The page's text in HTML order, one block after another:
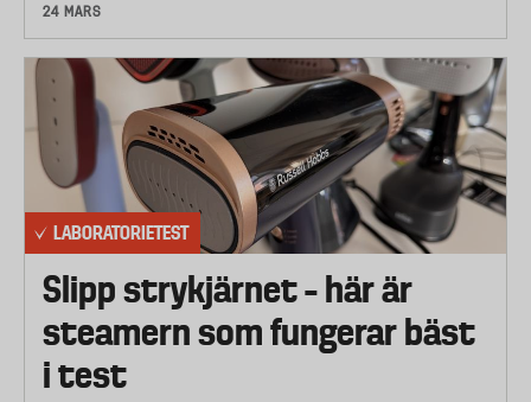
24 MARS
LABORATORIETEST
Slipp strykjärnet – här är
steamern som fungerar bäst
i test